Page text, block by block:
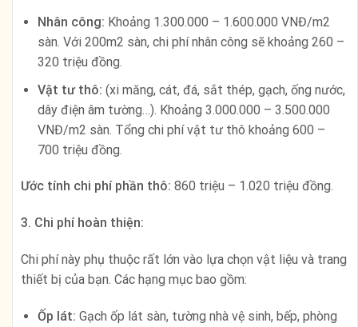
Nhân công: Khoảng 1.300.000 – 1.600.000 VNĐ/m2
sàn. Với 200m2 sàn, chi phí nhân công sẽ khoảng 260 –
320 triệu đồng.
Vật tư thô: (xi măng, cát, đá, sắt thép, gạch, ống nước,
dây điện âm tường…). Khoảng 3.000.000 – 3.500.000
VNĐ/m2 sàn. Tổng chi phí vật tư thô khoảng 600 –
700 triệu đồng.
Ước tính chi phí phần thô: 860 triệu – 1.020 triệu đồng.
3. Chi phí hoàn thiện:
Chi phí này phụ thuộc rất lớn vào lựa chọn vật liệu và trang
thiết bị của bạn. Các hạng mục bao gồm:
Ốp lát: Gạch ốp lát sàn, tường nhà vệ sinh, bếp, phòng